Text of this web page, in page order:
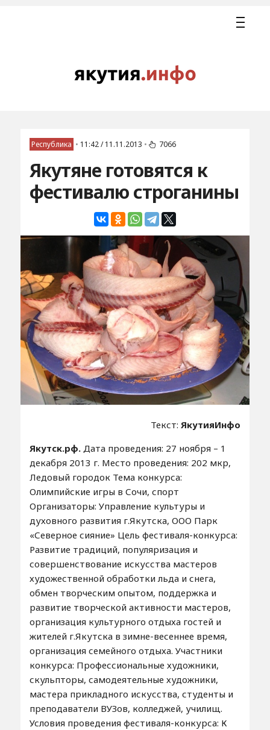
Республика • 11:42 / 11.11.2013 • 7066
Якутяне готовятся к
фестивалю строганины
Текст: ЯкутияИнфо
Якутск.рф.Дата проведения: 27 ноября – 1
декабря 2013 г. Место проведения: 202 мкр,
Ледовый городок Тема конкурса:
Олимпийские игры в Сочи, спорт
Организаторы: Управление культуры и
духовного развития г.Якутска, ООО Парк
«Северное сияние» Цель фестиваля-конкурса:
Развитие традиций, популяризация и
совершенствование искусства мастеров
художественной обработки льда и снега,
обмен творческим опытом, поддержка и
развитие творческой активности мастеров,
организация культурного отдыха гостей и
жителей г.Якутска в зимне-весеннее время,
организация семейного отдыха. Участники
конкурса: Профессиональные художники,
скульпторы, самодеятельные художники,
мастера прикладного искусства, студенты и
преподаватели ВУЗов, колледжей, училищ.
Условия проведения фестиваля-конкурса: К